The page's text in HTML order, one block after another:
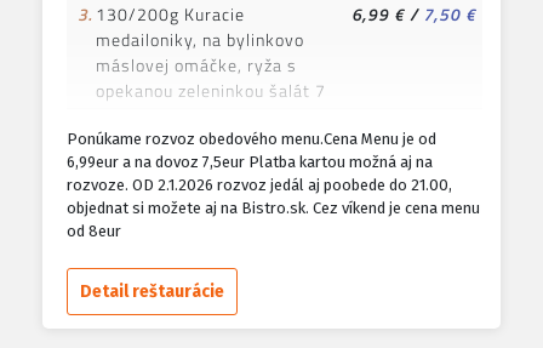
3. 130/200g Kuracie
medailoniky, na bylinkovo
máslovej omáčke, ryža s
opekanou zeleninkou šalát 7
6,99 €/ 7,50 €
130/200g Trhané bravčové
mäso ,hranolky šalát ,
americký dresing 7
6,99 € 7,50 €
5. 130/200g Bravčový alebo
kurací rezeň v panko
strúhanke,pečené zemiaky
šalát 1,3,7
6,99 € /7,50 €
6.150/200g XXL Kurací alebo
7,99 €/8,50 €
Ponúkame rozvoz obedového menu.Cena Menu je od
6,99eur a na dovoz 7,5eur Platba kartou možná aj na
rozvoze. OD 2.1.2026 rozvoz jedál aj poobede do 21.00,
objednat si možete aj na Bistro.sk. Cez víkend je cena menu
od 8eur
Detail reštaurácie